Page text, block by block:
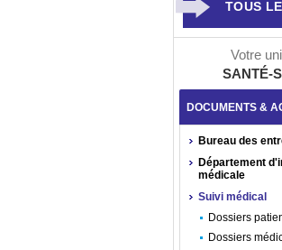
TOUS
Votre
SANTÉ-
DOCUMENTS &
Bureau des
Département
médicale
Suivi médical
Dossiers
Dossiers